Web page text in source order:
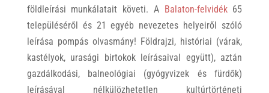
földleírási munkálatait követi. A Balaton-felvidék65
településéről és 21 egyéb nevezetes helyeiről szóló
leírása pompás olvasmány! Földrajzi, históriai (várak,
kastélyok, urasági birtokok leírásaival együtt), aztán
gazdálkodási, balneológiai (gyógyvizek és fürdők)
leírásával nélkülözhetetlen kultúrtörténeti